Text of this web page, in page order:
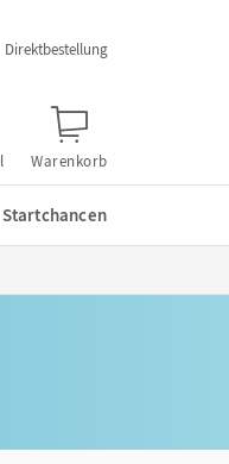
Direktbestellung
Warenkorb
Startchancen